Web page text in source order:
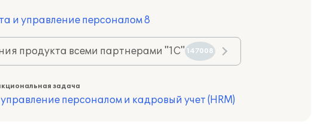
и управление персоналом 8
продукта всеми партнерами "1С" 147008
задача
персоналом и кадровый учет (HRM)